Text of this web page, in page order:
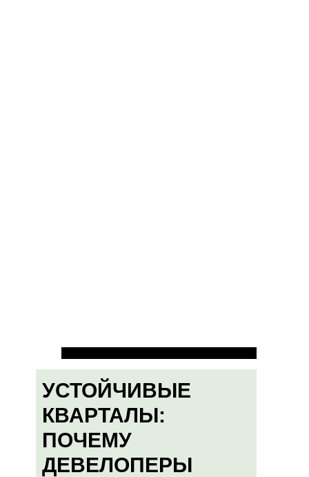
УСТОЙЧИВЫЕ
КВАРТАЛЫ:
ПОЧЕМУ
ДЕВЕЛОПЕРЫ